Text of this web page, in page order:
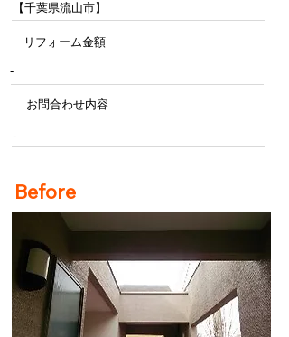
【千葉県流山市】
リフォーム金額
-
お問合わせ内容
-
Before